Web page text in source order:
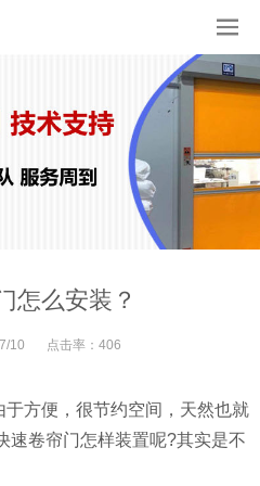
怎么安装？
10 点击率： 406
于方便，很节约空间，天然也就
速卷帘门怎样装置呢?其实是不